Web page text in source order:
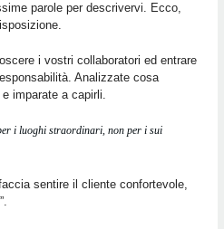
parole per descrivervi. Ecco,
i vostri collaboratori ed entrare
Analizzate cosa
imparate a capirli.
i luoghi straordinari, non per i sui
sentire il cliente confortevole,